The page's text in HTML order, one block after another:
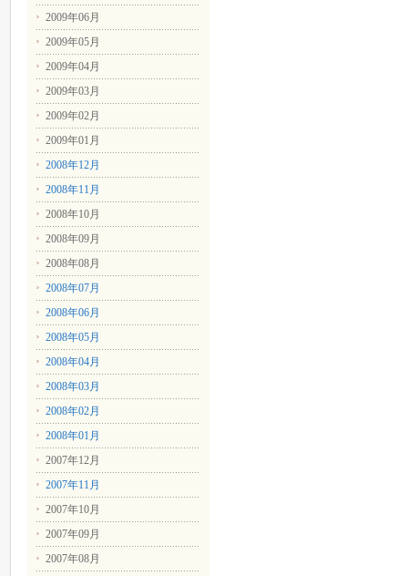
2009年06月
2009年05月
2009年04月
2009年03月
2009年02月
2009年01月
2008年12月
2008年11月
2008年10月
2008年09月
2008年08月
2008年07月
2008年06月
2008年05月
2008年04月
2008年03月
2008年02月
2008年01月
2007年12月
2007年11月
2007年10月
2007年09月
2007年08月